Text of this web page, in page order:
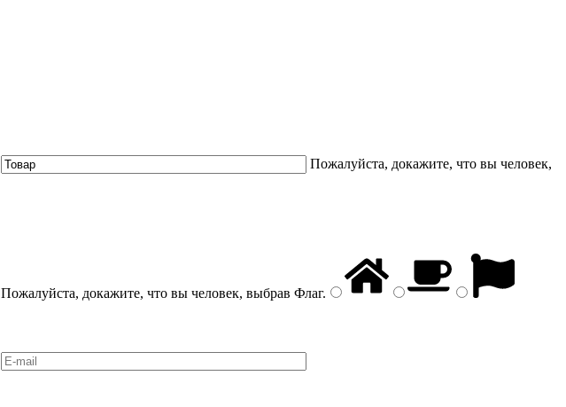
Пожалуйста, докажите, что вы человек,
Пожалуйста, докажите, что вы человек, выбрав Флаг.